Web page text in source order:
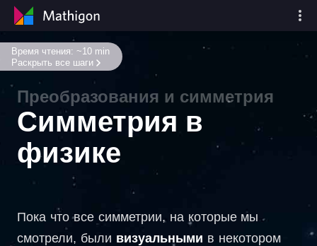
Преобразования и симметрия
Симметрия в
физике
Время чтения: ~10 min
Раскрыть все шаги
Пока что все симметрии, на которые мы
смотрели, были визуальными в некотором